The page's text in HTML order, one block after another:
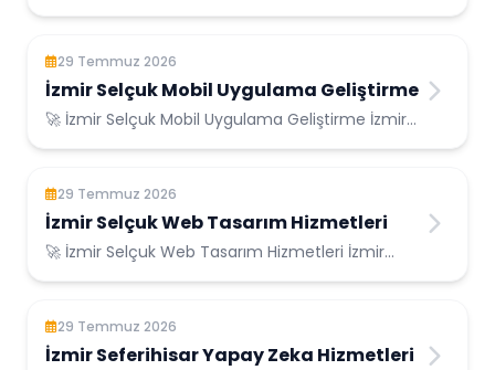
29 Temmuz 2026
İzmir Selçuk Mobil Uygulama Geliştirme
🚀 İzmir Selçuk Mobil Uygulama Geliştirme İzmir
29 Temmuz 2026
İzmir Selçuk Web Tasarım Hizmetleri
🚀 İzmir Selçuk Web Tasarım Hizmetleri İzmir
29 Temmuz 2026
İzmir Seferihisar Yapay Zeka Hizmetleri